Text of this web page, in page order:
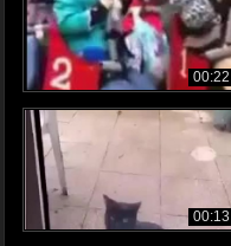
00:22
00:13